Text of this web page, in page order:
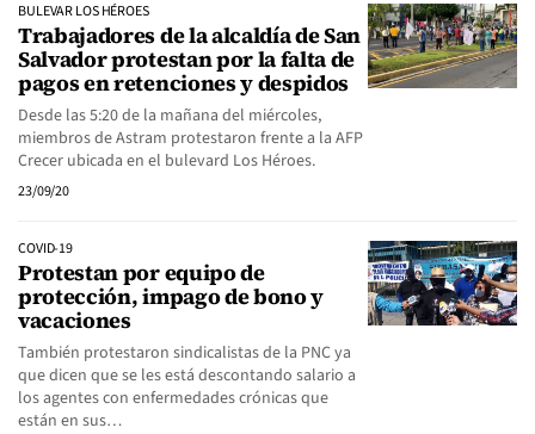
BULEVAR LOS HÉROES
Trabajadores de la alcaldía de San
Salvador protestan por la falta de
pagos en retenciones y despidos
Desde las 5:20 de la mañana del miércoles,
miembros de Astram protestaron frente a la AFP
Crecer ubicada en el bulevard Los Héroes.
23/09/20
COVID-19
Protestan por equipo de
protección, impago de bono y
vacaciones
También protestaron sindicalistas de la PNC ya
que dicen que se les está descontando salario a
los agentes con enfermedades crónicas que
están en sus…